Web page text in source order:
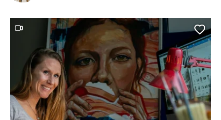
Ce contenu contient une vidéo